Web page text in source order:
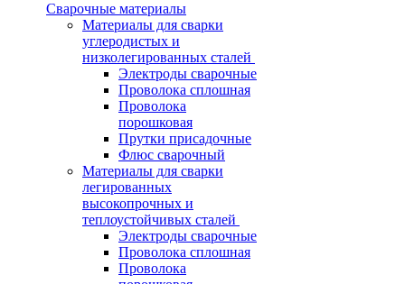
Сварочные материалы
Материалы для сварки
углеродистых и
низколегированных сталей
Электроды сварочные
Проволока сплошная
Проволока
порошковая
Прутки присадочные
Флюс сварочный
Материалы для сварки
легированных
высокопрочных и
теплоустойчивых сталей
Электроды сварочные
Проволока сплошная
Проволока